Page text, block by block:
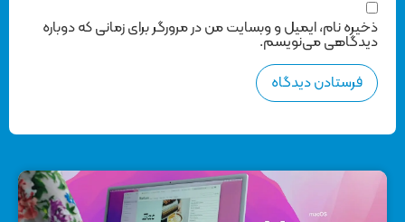
ذخیره نام، ایمیل و وبسایت من در مرورگر برای زمانی که دوباره
دیدگاهی می‌نویسم.